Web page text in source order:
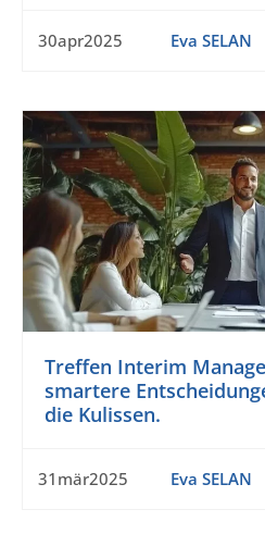
30apr2025 Eva SELAN
Treffen Interim
smartere
die Kulissen.
31mär2025 Eva SELAN